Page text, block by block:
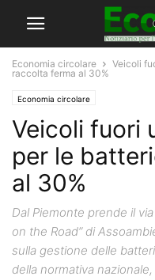
Economia circolare
Veicoli
raccolta ferma al 30%
Economia circolare
Veicoli fuori
per le
al 30%
Dal Piemonte prende il
on the Road” di
sulla gestione delle
della normativa